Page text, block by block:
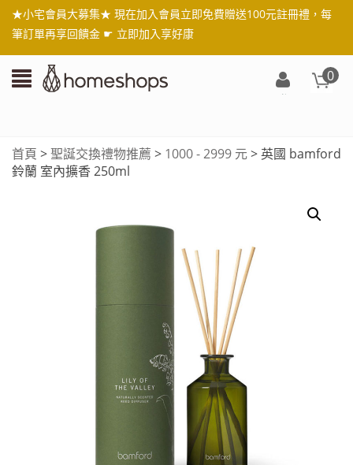
★小宅會員大募集★ 現在加入會員立即免費贈送100元註冊禮，每
筆訂單再享回饋金 ☛ 立即加入享好康
0
冊
首頁 >聖誕交換禮物推薦 > 1000 - 2999 元> 英國 bamford
鈴蘭 室內擴香 250ml